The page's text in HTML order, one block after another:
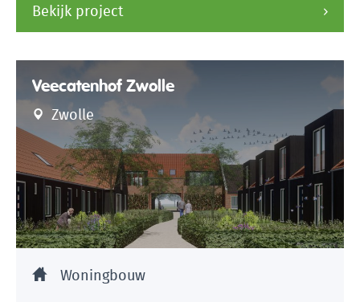
Bekijk project
Veecatenhof Zwolle
Zwolle
Woningbouw